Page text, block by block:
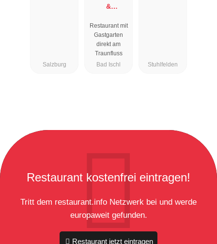
Salzburg
&
Zauner
Esplanade
Restaurant mit
Gastgarten
direkt am
Traunfluss
Bad Ischl
Stuhlfelden
Restaurant kostenfrei eintragen!
Tritt dem restaurant.info Netzwerk bei und werde
europaweit gefunden.
Restaurant jetzt eintragen